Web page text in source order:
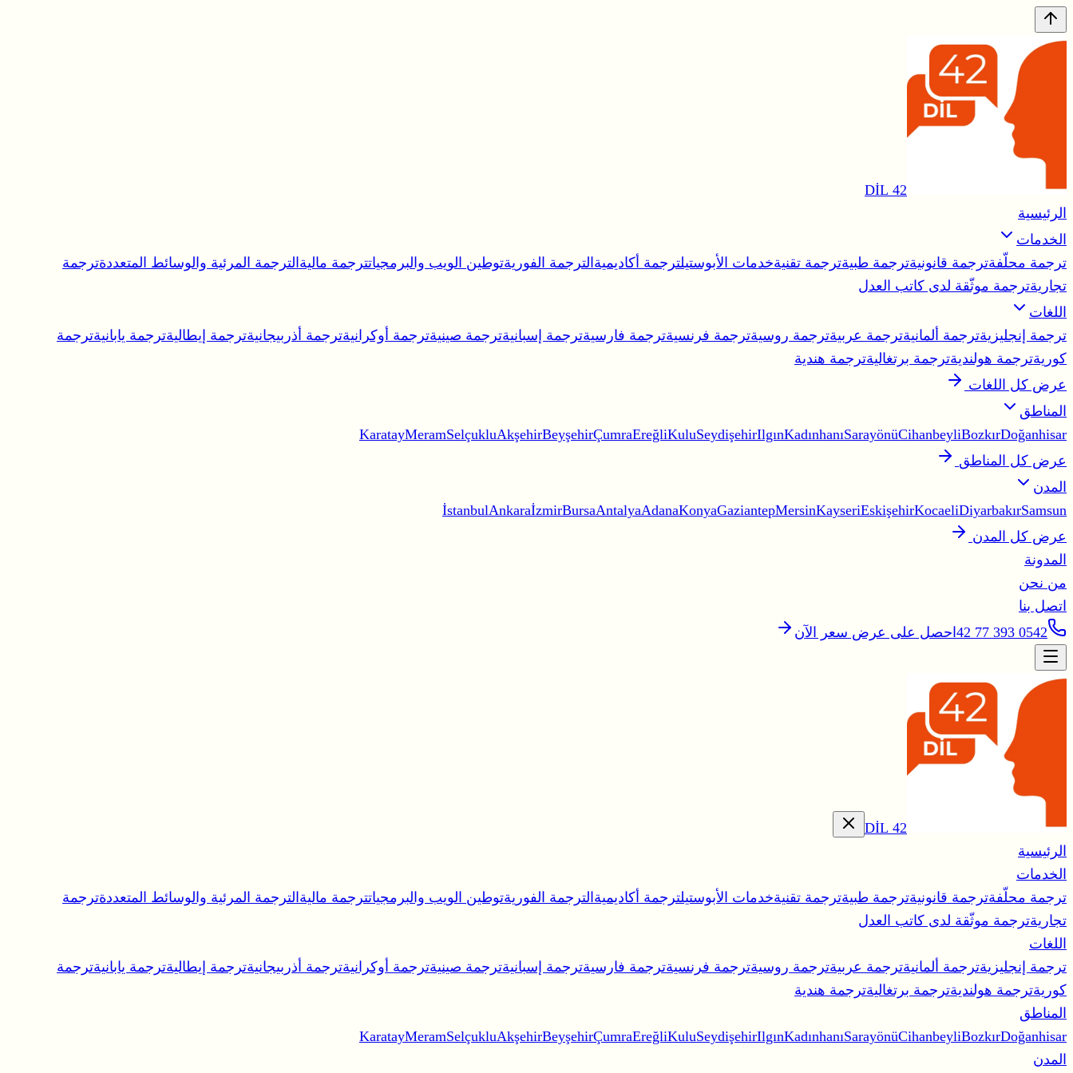
42 DİL
الرئيسية
الخدمات
ترجمة محلّفةترجمة قانونيةترجمة طبيةترجمة تقنيةخدمات الأبوستيلترجمة أكاديمية الترجمة الفوريةتوطين الويب والبرمجياتترجمة مالية الترجمة المرئية والوسائط المتعددةترجمة
تجاريةترجمة موثّقة لدى كاتب العدل
اللغات
ترجمة إنجليزيةترجمة ألمانيةترجمة عربيةترجمة روسيةترجمة فرنسيةترجمة فارسيةترجمة إسبانيةترجمة صينيةترجمة أوكرانيةترجمة أذربيجانيةترجمة إيطاليةترجمة يابانيةترجمة
كوريةترجمة هولنديةترجمة برتغاليةترجمة هندية
عرض كل اللغات
المناطق
KaratayMeramSelçukluAkşehirBeyşehirÇumraEreğliKuluSeydişehirIlgınKadınhanıSarayönüCihanbeyliBozkırDoğanhisar
عرض كل المناطق
المدن
İstanbulAnkaraİzmirBursaAntalyaAdanaKonyaGaziantepMersinKayseriEskişehirKocaeliDiyarbakırSamsun
عرض كل المدن
المدونة
من نحن
اتصل بنا
0542 393 77 42
احصل على عرض سعر الآن
42 DİL
الرئيسية
الخدمات
ترجمة محلّفةترجمة قانونيةترجمة طبيةترجمة تقنيةخدمات الأبوستيلترجمة أكاديمية الترجمة الفوريةتوطين الويب والبرمجياتترجمة مالية الترجمة المرئية والوسائط المتعددةترجمة
تجاريةترجمة موثّقة لدى كاتب العدل
اللغات
ترجمة إنجليزيةترجمة ألمانيةترجمة عربيةترجمة روسيةترجمة فرنسيةترجمة فارسيةترجمة إسبانيةترجمة صينيةترجمة أوكرانيةترجمة أذربيجانيةترجمة إيطاليةترجمة يابانيةترجمة
كوريةترجمة هولنديةترجمة برتغاليةترجمة هندية
المناطق
KaratayMeramSelçukluAkşehirBeyşehirÇumraEreğliKuluSeydişehirIlgınKadınhanıSarayönüCihanbeyliBozkırDoğanhisar
المدن